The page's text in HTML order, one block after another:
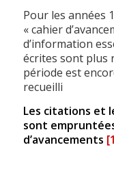
Pour les années
« cahier
d’information
écrites sont plus
période est
recueilli
Les citations et
sont
d’avancements